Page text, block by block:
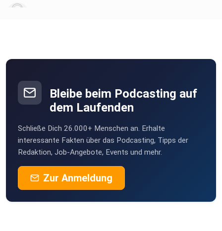
Münster-Sarmsheim
Kathrin1506
Majestix
kolmatux
Dortmund-Wickede
Bleibe beim Podcasting auf
dem Laufenden
Schließe Dich 26.000+ Menschen an. Erhalte
interessante Fakten über das Podcasting, Tipps der
Redaktion, Job-Angebote, Events und mehr.
Zur Anmeldung